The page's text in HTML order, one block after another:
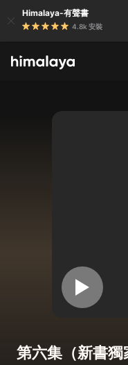
Himalaya-有聲書
4.8k 安裝
第六集（新書